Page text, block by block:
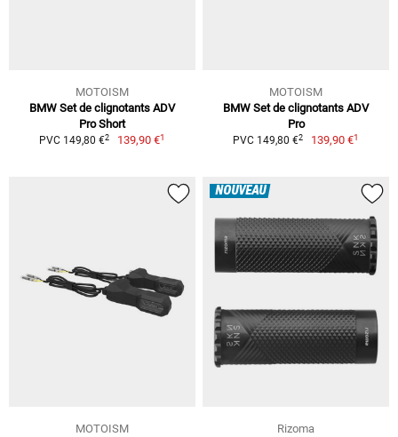
MOTOISM
BMW Set de clignotants ADV
Pro Short
PVC 149,80 €2 139,90 €1
MOTOISM
BMW Set de clignotants ADV
Pro
PVC 149,80 €2 139,90 €1
MOTOISM
NOUVEAU
Rizoma